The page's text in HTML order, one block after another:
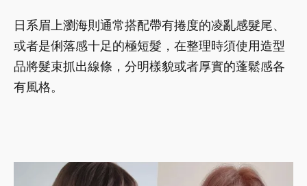
日系眉上瀏海則通常搭配帶有捲度的凌亂感髮尾、
或者是俐落感十足的極短髮，在整理時須使用造型
品將髮束抓出線條，分明樣貌或者厚實的蓬鬆感各
有風格。